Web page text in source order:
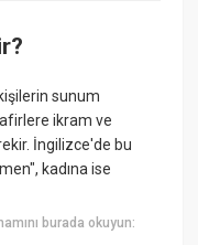
sunum
ikram ve
İngilizce'de bu
kadına ise
burada okuyun: